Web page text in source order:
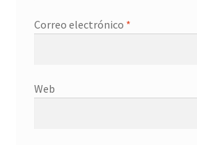
Correo electrónico *
Web